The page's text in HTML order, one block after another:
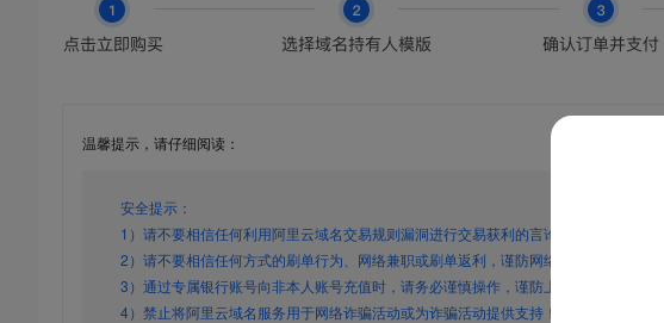
温馨提示，请仔细阅读：
安全提示：
1）请不要相信任何利用阿里云域名交易规则漏洞进行交易获利的言论，谨防上当受骗！
2）请不要相信任何方式的刷单行为、网络兼职或刷单返利，谨防网络诈骗！
3）通过专属银行账号向非本人账号充值时，请务必谨慎操作，谨防上当受骗！
4）禁止将阿里云域名服务用于网络诈骗活动或为诈骗活动提供支持！